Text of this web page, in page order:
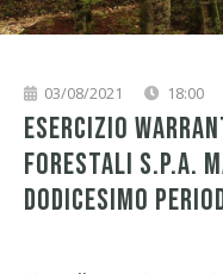
03/08/2021 18:00
ESERCIZIO
FORESTALI S.P.A.
DODICESIMO